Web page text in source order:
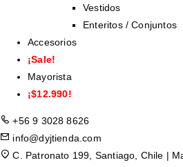
Vestidos
Enteritos / Conjuntos
Accesorios
¡Sale!
Mayorista
¡$12.990!
+56 9 3028 8626
info@dyjtienda.com
C. Patronato 199, Santiago, Chile |